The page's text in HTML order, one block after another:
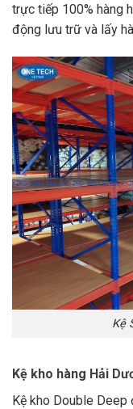
trực tiếp 100% hàng
động lưu trữ và lấy
Kệ
Kệ kho hàng Hải
Kệ kho Double